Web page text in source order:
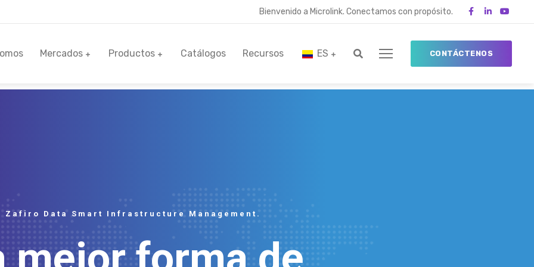
Bienvenido a Microlink. Conectamos con propósito.
Mercados Productos Catálogos Recursos ES CONTÁCTENOS
Zafiro Data Smart Infrastructure Management.